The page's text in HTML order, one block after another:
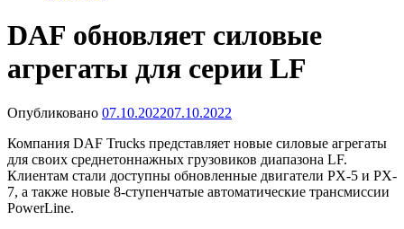
DAF обновляет силовые
агрегаты для серии LF
Опубликовано 07.10.202207.10.2022
Компания DAF Trucks представляет новые силовые агрегаты
для своих среднетоннажных грузовиков диапазона LF.
Клиентам стали доступны обновленные двигатели PX-5 и PX-
7, а также новые 8-ступенчатые автоматические трансмиссии
PowerLine.